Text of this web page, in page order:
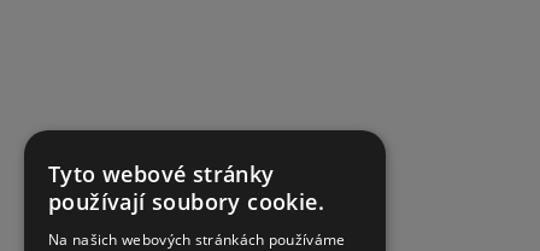
Tyto webové stránky
používají soubory cookie.
Na našich webových stránkách používáme